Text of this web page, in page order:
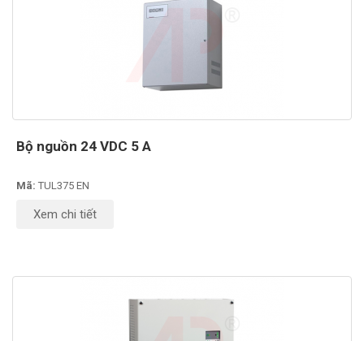
Bộ nguồn 24 VDC 5 A
Mã: TUL375 EN
Xem chi tiết